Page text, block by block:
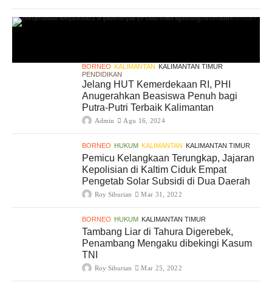
BORNEO KALIMANTAN KALIMANTAN TIMUR
PENDIDIKAN
Jelang HUT Kemerdekaan RI, PHI
Anugerahkan Beasiswa Penuh bagi
Putra-Putri Terbaik Kalimantan
Admin Agu 16, 2024
BORNEO HUKUM KALIMANTAN KALIMANTAN TIMUR
Pemicu Kelangkaan Terungkap, Jajaran
Kepolisian di Kaltim Ciduk Empat
Pengetab Solar Subsidi di Dua Daerah
Roy Siburian Mar 31, 2022
BORNEO HUKUM KALIMANTAN TIMUR
Tambang Liar di Tahura Digerebek,
Penambang Mengaku dibekingi Kasum
TNI
Roy Siburian Mar 25, 2022